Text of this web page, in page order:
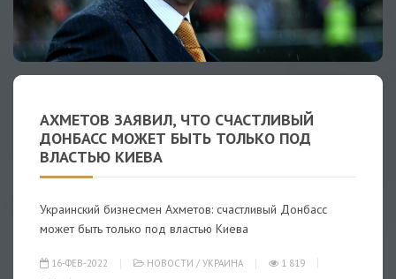
АХМЕТОВ ЗАЯВИЛ, ЧТО СЧАСТЛИВЫЙ
ДОНБАСС МОЖЕТ БЫТЬ ТОЛЬКО ПОД
ВЛАСТЬЮ КИЕВА
Украинский бизнесмен Ахметов: счастливый Донбасс
может быть только под властью Киева
16-ФЕВ-2022 НОВОСТИ / УКРАИНА
1 819